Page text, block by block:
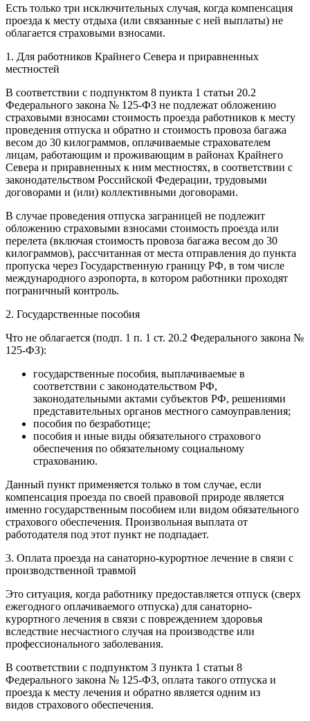
Есть только три исключительных случая, когда компенсация
проезда к месту отдыха (или связанные с ней выплаты) не
облагается страховыми взносами.
1. Для работников Крайнего Севера и приравненных
местностей
В соответствии с подпунктом 8 пункта 1 статьи 20.2
Федерального закона № 125-ФЗ не подлежат обложению
страховыми взносами стоимость проезда работников к месту
проведения отпуска и обратно и стоимость провоза багажа
весом до 30 килограммов, оплачиваемые страхователем
лицам, работающим и проживающим в районах Крайнего
Севера и приравненных к ним местностях, в соответствии с
законодательством Российской Федерации, трудовыми
договорами и (или) коллективными договорами.
В случае проведения отпуска заграницей не подлежит
обложению страховыми взносами стоимость проезда или
перелета (включая стоимость провоза багажа весом до 30
килограммов), рассчитанная от места отправления до пункта
пропуска через Государственную границу РФ, в том числе
международного аэропорта, в котором работники проходят
пограничный контроль.
2. Государственные пособия
Что не облагается (подп. 1 п. 1 ст. 20.2 Федерального закона №
125-ФЗ):
государственные пособия, выплачиваемые в
соответствии с законодательством РФ,
законодательными актами субъектов РФ, решениями
представительных органов местного самоуправления;
пособия по безработице;
пособия и иные виды обязательного страхового
обеспечения по обязательному социальному
страхованию.
Данный пункт применяется только в том случае, если
компенсация проезда по своей правовой природе является
именно государственным пособием или видом обязательного
страхового обеспечения. Произвольная выплата от
работодателя под этот пункт не подпадает.
3. Оплата проезда на санаторно-курортное лечение в связи с
производственной травмой
Это ситуация, когда работнику предоставляется отпуск (сверх
ежегодного оплачиваемого отпуска) для санаторно-
курортного лечения в связи с повреждением здоровья
вследствие несчастного случая на производстве или
профессионального заболевания.
В соответствии с подпунктом 3 пункта 1 статьи 8
Федерального закона № 125-ФЗ, оплата такого отпуска и
проезда к месту лечения и обратно является одним из
видов страхового обеспечения.